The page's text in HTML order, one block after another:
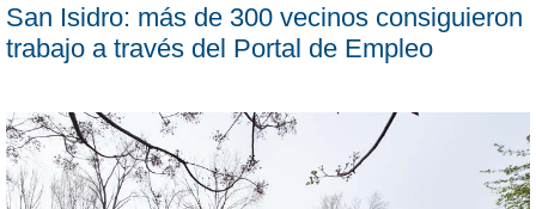
San Isidro: más de 300 vecinos consiguieron
trabajo a través del Portal de Empleo